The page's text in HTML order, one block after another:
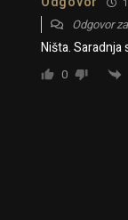
Odgovor za
Ništa. Saradnja
0